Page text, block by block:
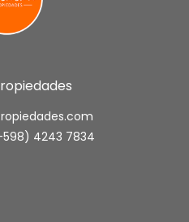
4243 7834